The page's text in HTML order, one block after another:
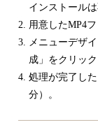
インストールは
用意したMP4
メニューデザ
成」をクリック
処理が完了し
分）。